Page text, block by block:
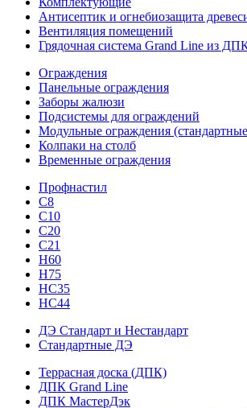
Антисептик и огнебиозащита
Вентиляция помещений
Грядочная система Grand Line из
Ограждения
Панельные ограждения
Заборы жалюзи
Подсистемы для ограждений
Модульные ограждения (стандартные
Колпаки на столб
Временные ограждения
Профнастил
С8
С10
С20
С21
H60
H75
HС35
НС44
ДЭ Стандарт и Нестандарт
Стандартные ДЭ
Террасная доска (ДПК)
ДПК Grand Line
ДПК МастерДэк